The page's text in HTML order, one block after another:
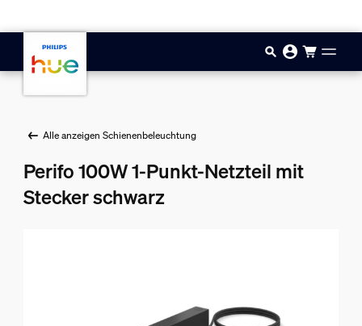
Alle anzeigen Schienenbeleuchtung
Perifo 100W 1-Punkt-Netzteil mit
Stecker schwarz